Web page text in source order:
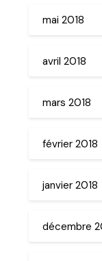
mai 2018
avril 2018
mars 2018
février 2018
janvier 2018
décembre